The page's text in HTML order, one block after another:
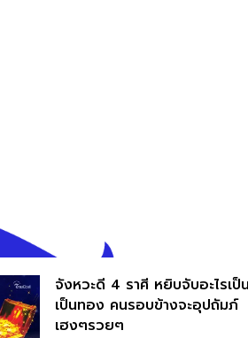
จังหวะดี 4 ราศี หยิบจับอะไรเป็
เป็นทอง คนรอบข้างจะอุปถัมภ์
เฮงๆรวยๆ